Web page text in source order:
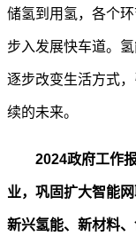
储氢到用氢，各个
步入发展快车道。
逐步改变生活方式
续的未来。
2024政府工作
业，巩固扩大智能
新兴氢能、新材料